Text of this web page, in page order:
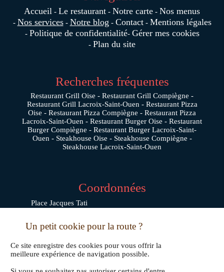
Accueil Le restaurant Notre carte
Nos menus
Nos services
Notre blog Contact
Mentions légales
Politique de confidentialité Gérer mes cookies
Plan du site
Recherches fréquentes
Restaurant Grill Oise
Restaurant Grill Compiègne
Restaurant Grill Lacroix-Saint-Ouen
Restaurant Pizza
Oise
Restaurant Pizza Compiègne
Restaurant Pizza
Lacroix-Saint-Ouen
Restaurant Burger Oise
Restaurant
Burger Compiègne
Restaurant Burger Lacroix-Saint-
Ouen
Steakhouse Oise
Steakhouse Compiègne
Steakhouse Lacroix-Saint-Ouen
Coordonnées
Place Jacques Tati
Un petit cookie pour la route ?
Ce site enregistre des cookies pour vous offrir la
meilleure expérience de navigation possible.